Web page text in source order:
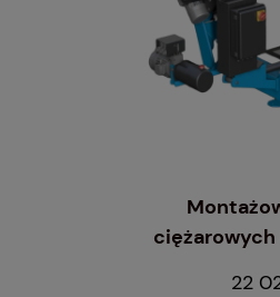
ciężarowych
22